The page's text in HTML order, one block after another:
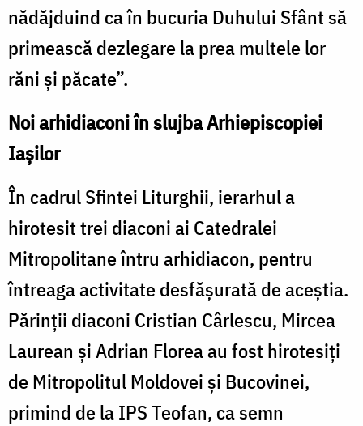
nădăjduind ca în bucuria Duhului Sfânt să
primească dezlegare la prea multele lor
răni și păcate”.
Noi arhidiaconi în slujba Arhiepiscopiei
Iașilor
În cadrul Sfintei Liturghii, ierarhul a
hirotesit trei diaconi ai Catedralei
Mitropolitane întru arhidiacon, pentru
întreaga activitate desfășurată de aceștia.
Părinții diaconi Cristian Cârlescu, Mircea
Laurean și Adrian Florea au fost hirotesiți
de Mitropolitul Moldovei și Bucovinei,
primind de la IPS Teofan, ca semn